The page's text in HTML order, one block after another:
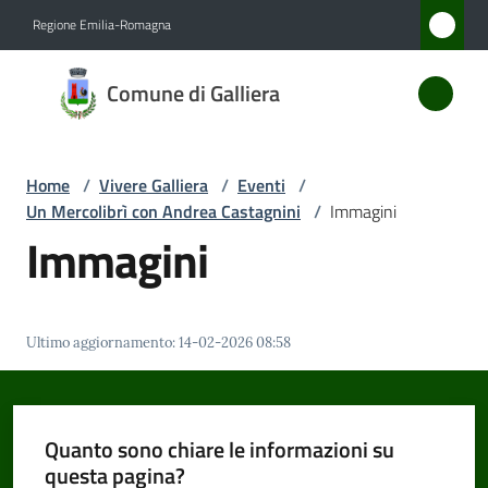
Regione Emilia-Romagna
Comune di Galliera
Comune
di
Servizi
Vivere
Galliera
Menu selezionato
Home / Vivere Galliera / Eventi /
Un Mercolibrì con Andrea Castagnini / Immagini
Immagini
Ultimo aggiornamento:14-02-2026 08:58
Quanto sono chiare le informazioni su
questa pagina?